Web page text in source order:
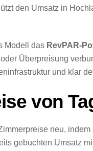
den Umsatz in
Modell das RevPAR-
Überpreisung
und klar
von
neu,
gebuchten Umsatz